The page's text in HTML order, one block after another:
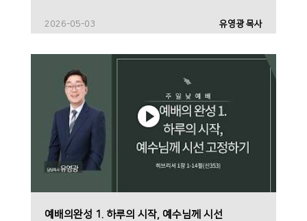
2026-05-03 유영광 목사
예배의완성 1. 하루의 시작, 예수님께 시선